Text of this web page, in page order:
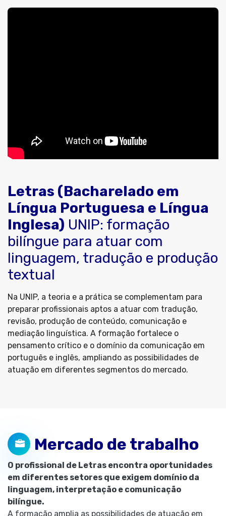
Letras (Bacharelado em
Língua Portuguesa e Língua
Inglesa) UNIP: formação
bilíngue para atuar com
linguagem, tradução e produção
textual
Na UNIP, a teoria e a prática se complementam para
preparar profissionais aptos a atuar com tradução,
revisão, produção de conteúdo, comunicação e
mediação linguística. A formação fortalece o
pensamento crítico e o domínio da comunicação em
português e inglês, ampliando as possibilidades de
atuação em diferentes segmentos do mercado.
Mercado de trabalho
O profissional de Letras encontra oportunidades
em diferentes setores que exigem domínio da
linguagem, interpretação e comunicação
bilíngue.
A formação amplia as possibilidades de atuação em